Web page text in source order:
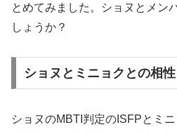
とめてみました。ショヌとメン
しょうか？
ショヌとミニョクとの相性
ショヌのMBTI判定のISFPとミ